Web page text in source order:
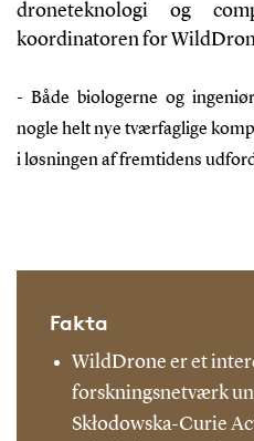
droneteknologi og
koordinatoren for
- Både biologerne og
nogle helt nye tværfaglige
i løsningen af fremtidens
Fakta
WildDrone er et
forskningsnetværk
Skłodowska-Curie